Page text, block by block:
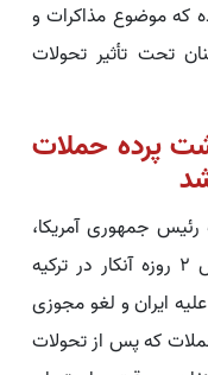
که موضوع مذاکرات و
تحت تأثیر تحولات
پرده حملات
جمهوری آمریکا،
رهبران ناتو را که برای حضور در اجلاس ۲ روزه آنکار در ترکیه
ایران و لغو مجوزی
که پس از تحولات